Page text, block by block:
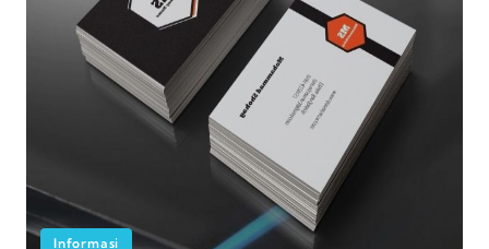
Informasi